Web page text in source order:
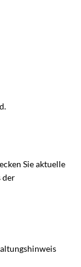
Sie aktuelle
der